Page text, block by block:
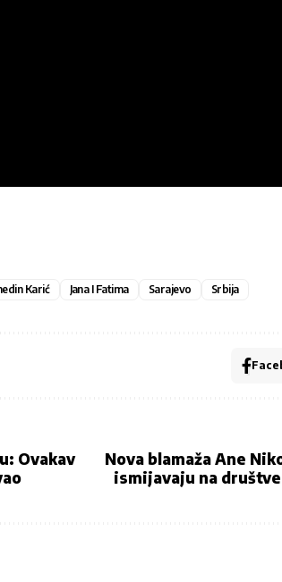
Karić Jana I Fatima Sarajevo Srbija
Ovakav
Nova blamaža Ane
ismijavaju na